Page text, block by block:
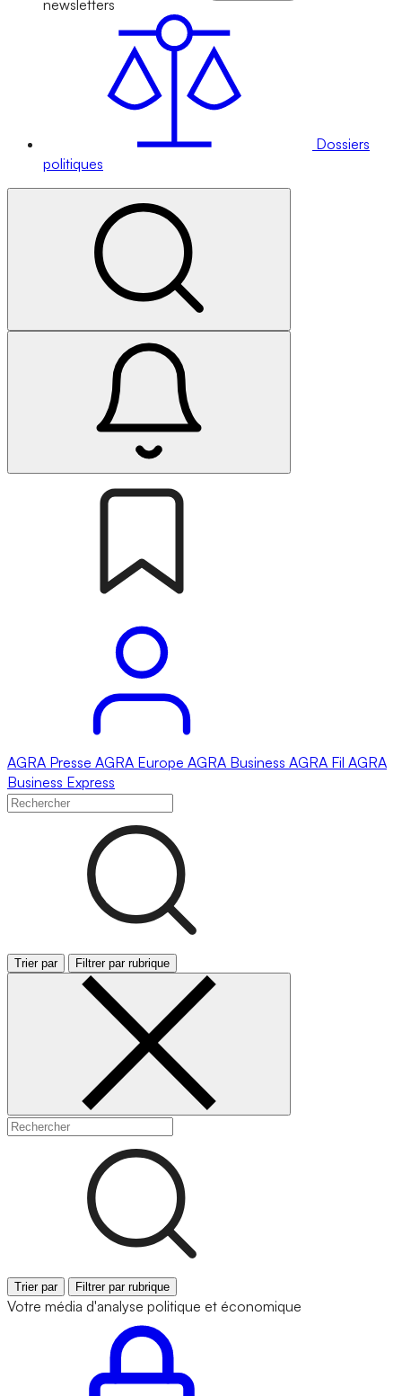
newsletters
Dossiers
politiques
AGRA Presse AGRA Europe AGRA Business AGRA Fil AGRA
Business Express
Trier par Filtrer par rubrique
Trier par Filtrer par rubrique
Votre média d'analyse politique et économique